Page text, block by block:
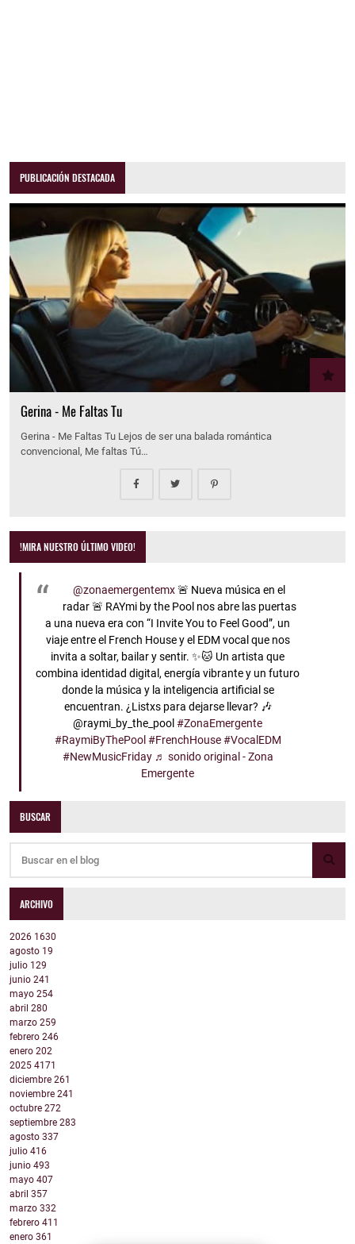
PUBLICACIÓN DESTACADA
Gerina - Me Faltas Tu
Gerina - Me Faltas Tu Lejos de ser una balada romántica
convencional, Me faltas Tú…
!MIRA NUESTRO ÚLTIMO VIDEO!
@zonaemergentemx🚨 Nueva música en el
radar 🚨 RAYmi by the Pool nos abre las puertas
a una nueva era con “I Invite You to Feel Good”, un
viaje entre el French House y el EDM vocal que nos
invita a soltar, bailar y sentir. ✨🐱 Un artista que
combina identidad digital, energía vibrante y un futuro
donde la música y la inteligencia artificial se
encuentran. ¿Listxs para dejarse llevar? 🎶
@raymi_by_the_pool #ZonaEmergente
#RaymiByThePool #FrenchHouse #VocalEDM
#NewMusicFriday ♬ sonido original - Zona
Emergente
BUSCAR
ARCHIVO
2026 1630
agosto 19
julio 129
junio 241
mayo 254
abril 280
marzo 259
febrero 246
enero 202
2025 4171
diciembre 261
noviembre 241
octubre 272
septiembre 283
agosto 337
julio 416
junio 493
mayo 407
abril 357
marzo 332
febrero 411
enero 361